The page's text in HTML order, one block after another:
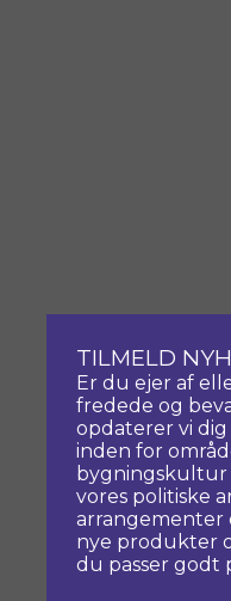
TILMELD
Er du ejer af
fredede og
opdaterer vi
inden for
bygningskultur
vores politiske
arrangementer
nye produkter
du passer godt